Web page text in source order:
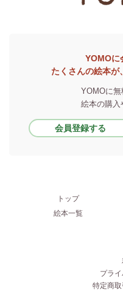
YOMOに
たくさんの絵本が
YOMOに無
絵本の購入
会員登録する
トップ
絵本一覧
プラ
特定商